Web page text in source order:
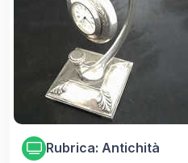
Rubrica: Antichità